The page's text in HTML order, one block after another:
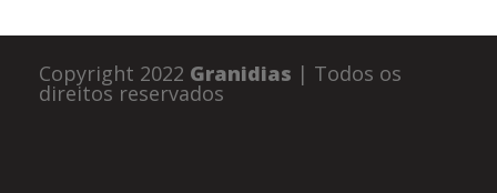
Copyright 2022 Granidias | Todos os
direitos reservados